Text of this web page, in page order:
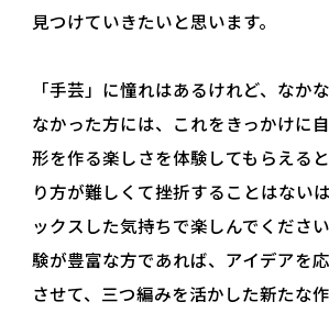
見つけていきたいと思います。
「手芸」に憧れはあるけれど、なか
なかった方には、これをきっかけに自
形を作る楽しさを体験してもらえる
り方が難しくて挫折することはない
ックスした気持ちで楽しんでくださ
験が豊富な方であれば、アイデアを
させて、三つ編みを活かした新たな